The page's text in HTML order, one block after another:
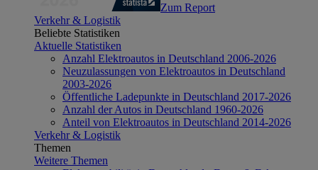
Zum Report
Verkehr & Logistik
Beliebte Statistiken
Aktuelle Statistiken
Anzahl Elektroautos in Deutschland 2006-2026
Neuzulassungen von Elektroautos in Deutschland
2003-2026
Öffentliche Ladepunkte in Deutschland 2017-2026
Anzahl der Autos in Deutschland 1960-2026
Anteil von Elektroautos in Deutschland 2014-2026
Verkehr & Logistik
Themen
Weitere Themen